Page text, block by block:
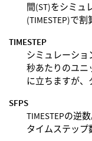
間(ST)をシミュ
(TIMESTEP)で
TIMESTEP
シミュレーショ
秒あたりのユニ
に立ちますが、
SFPS
TIMESTEPの逆
タイムステップ